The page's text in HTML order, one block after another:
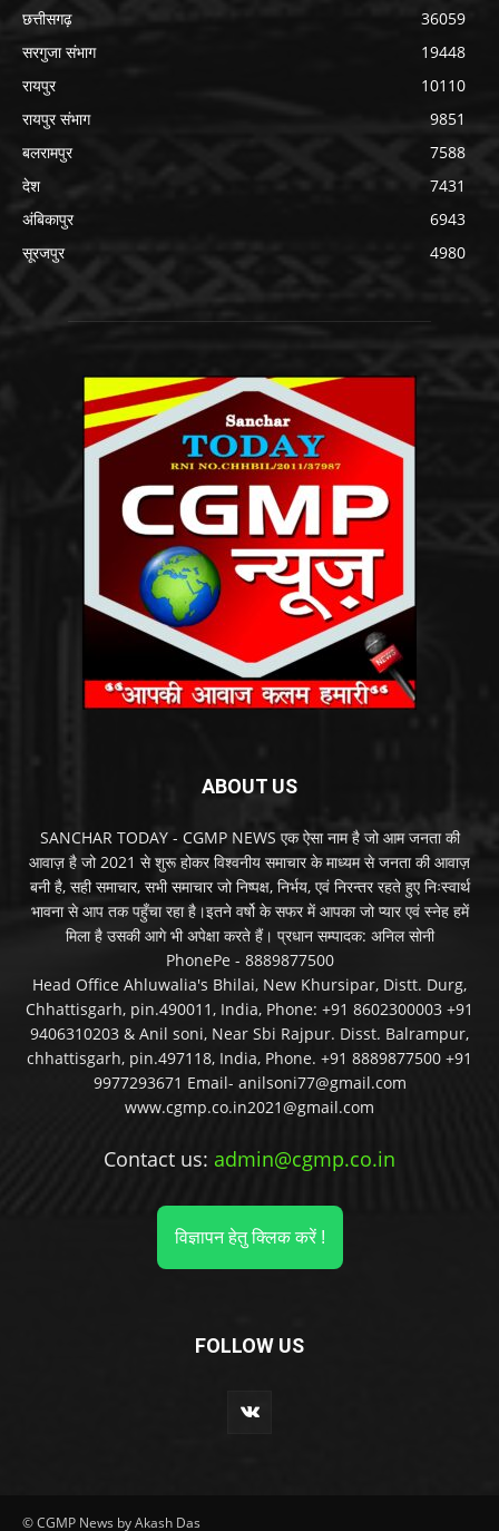
छत्तीसगढ़
36059
सरगुजा संभाग
19448
रायपुर
10110
रायपुर संभाग
9851
बलरामपुर
7588
देश
7431
अंबिकापुर
6943
सूरजपुर
4980
ABOUT US
SANCHAR TODAY - CGMP NEWS एक ऐसा नाम है जो आम जनता की
आवाज़ है जो 2021 से शुरू होकर विश्वनीय समाचार के माध्यम से जनता की आवाज़
बनी है, सही समाचार, सभी समाचार जो निष्पक्ष, निर्भय, एवं निरन्तर रहते हुए निःस्वार्थ
भावना से आप तक पहुँचा रहा है।इतने वर्षो के सफर में आपका जो प्यार एवं स्नेह हमें
मिला है उसकी आगे भी अपेक्षा करते हैं। प्रधान सम्पादक: अनिल सोनी
PhonePe - 8889877500
Head Office Ahluwalia's Bhilai, New Khursipar, Distt. Durg,
Chhattisgarh, pin.490011, India, Phone: +91 8602300003 +91
9406310203 & Anil soni, Near Sbi Rajpur. Disst. Balrampur,
chhattisgarh, pin.497118, India, Phone. +91 8889877500 +91
9977293671 Email- anilsoni77@gmail.com
www.cgmp.co.in2021@gmail.com
Contact us: admin@cgmp.co.in
विज्ञापन हेतु क्लिक करें !
FOLLOW US
© CGMP News by Akash Das